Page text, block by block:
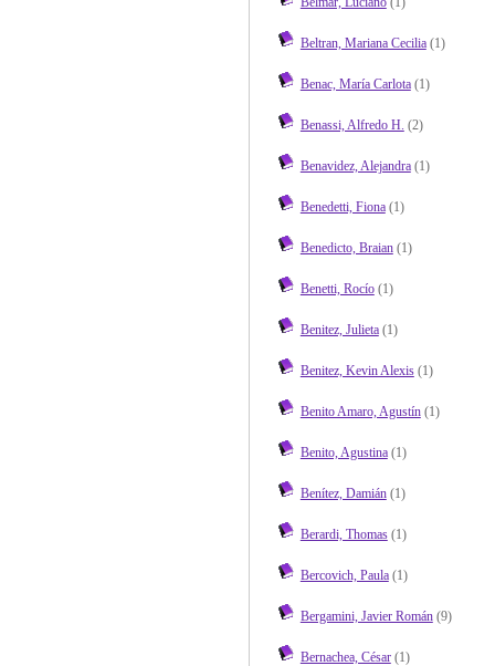
Beltran, Mariana Cecilia(1)
Benac, María Carlota(1)
Benassi, Alfredo H. (2)
Benavidez, Alejandra(1)
Benedetti, Fiona(1)
Benedicto, Braian(1)
Benetti, Rocío(1)
Benitez, Julieta(1)
Benitez, Kevin Alexis(1)
Benito Amaro, Agustín(1)
Benito, Agustina(1)
Benítez, Damián(1)
Berardi, Thomas(1)
Bercovich, Paula(1)
Bergamini, Javier Román(9)
Bernachea, César(1)